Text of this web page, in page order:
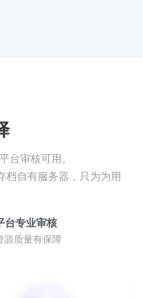
台审核可用。
档自有服务器，只为为用
台专业审核
源质量有保障